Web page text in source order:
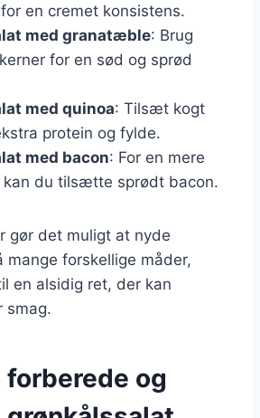
en cremet konsistens.
med granatæble: Brug
for en sød og sprød
med quinoa: Tilsæt kogt
protein og fylde.
med bacon: For en mere
du tilsætte sprødt bacon.
gør det muligt at nyde
mange forskellige måder,
en alsidig ret, der kan
smag.
og